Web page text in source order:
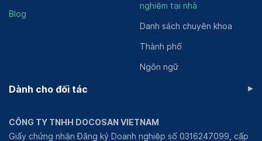
Blog
nghiệm tại nhà
Danh sách chuyên khoa
Thành phố
Ngôn ngữ
Dành cho đối tác ▸
CÔNG TY TNHH DOCOSAN VIETNAM
Giấy chứng nhận Đăng ký Doanh nghiệp số 0316247099, cấp